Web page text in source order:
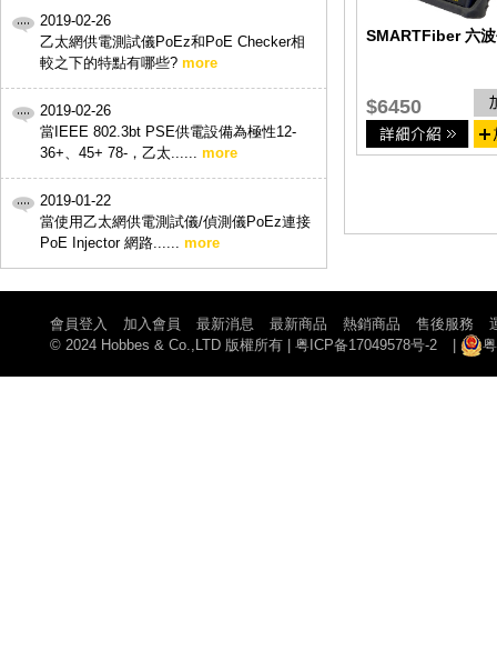
SMARTFiber 六
$6450
2019-02-26
乙太網供電測試儀PoEz和PoE Checker相
較之下的特點有哪些? more
2019-02-26
當IEEE 802.3bt PSE供電設備為極性12-
36+、45+ 78-，乙太...... more
2019-01-22
當使用乙太網供電測試儀/偵測儀PoEz連接
PoE Injector 網路...... more
會員登入 加入會員 最新消息 最新商品 熱銷商品 售後服務
© 2024 Hobbes & Co.,LTD 版權所有
粤ICP备17049578号-2